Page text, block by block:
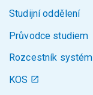
Studijní oddělení
Průvodce studiem
Rozcestník
KOS